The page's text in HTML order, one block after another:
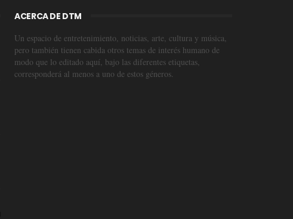
ACERCA DE DTM
Un espacio de entretenimiento, noticias, arte, cultura y música,
pero también tienen cabida otros temas de interés humano de
modo que lo editado aquí, bajo las diferentes etiquetas,
corresponderá al menos a uno de estos géneros.